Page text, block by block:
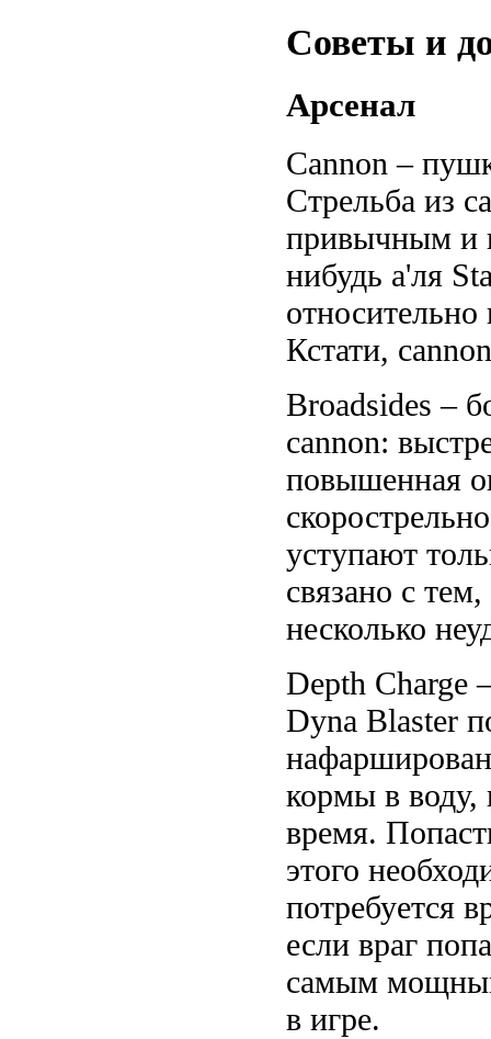
Советы и
Арсенал
Cannon –
Стрельба из
привычным и
нибудь а'ля
Кстати,
Broadsides –
cannon:
повышенная
уступают
связано с
несколько
Depth Charge
Dyna Blaster
кормы в воду,
время.
этого
потребуется
если враг
самым
в игре.